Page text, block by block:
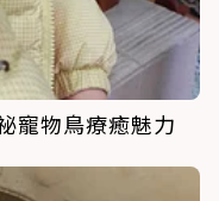
寵物鳥療癒魅力